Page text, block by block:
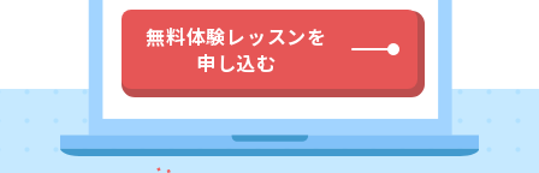
無料体験レッスンを
申し込む